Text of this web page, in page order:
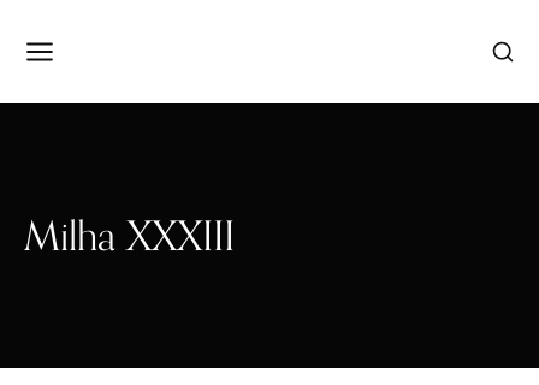
Milha XXXIII